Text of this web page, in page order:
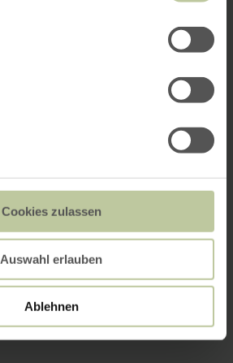
Cookies zulassen
Auswahl erlauben
Ablehnen